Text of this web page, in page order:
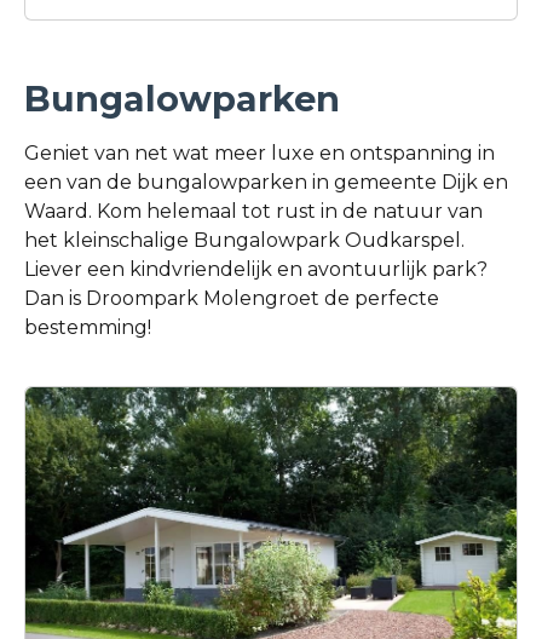
Bungalowparken
Geniet van net wat meer luxe en ontspanning in
een van de bungalowparken in gemeente Dijk en
Waard. Kom helemaal tot rust in de natuur van
het kleinschalige Bungalowpark Oudkarspel.
Liever een kindvriendelijk en avontuurlijk park?
Dan is Droompark Molengroet de perfecte
bestemming!